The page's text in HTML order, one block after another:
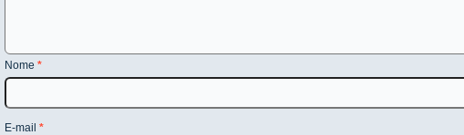
Nome *
E-mail *